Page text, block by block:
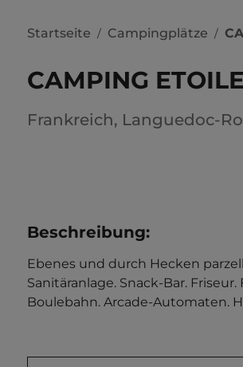
Startseite / Campingplätze /
CAMPING
Frankreich, Languedoc-
Beschreibung:
Ebenes und durch Hecken
Sanitäranlage. Snack-Bar.
Boulebahn. Arcade-Automaten.